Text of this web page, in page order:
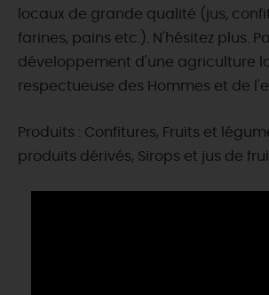
TOUT L'AGENDA
locaux de grande qualité (jus,
farines, pains etc.). N'hésitez plus.
développement d'une agriculture
respectueuse des Hommes et de
Produits : Confitures, Fruits et
produits dérivés, Sirops et jus de